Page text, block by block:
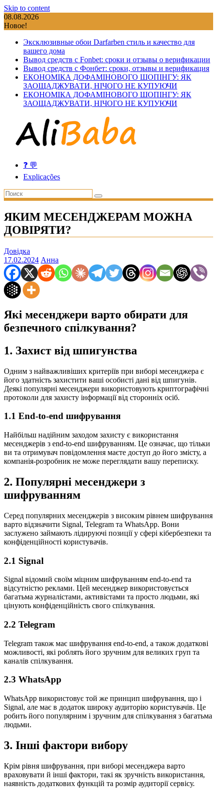
Skip to content
08.08.2026
Новое!
Эксклюзивные обои Darfarben стиль и качество для
вашего дома
Вывод средств с Fonbet: сроки и отзывы о верификации
Вывод средств с Фонбет: сроки, отзывы и верификация
ЕКОНОМІКА ДОФАМІНОВОГО ШОПІНГУ: ЯК
ЗАОЩАДЖУВАТИ, НІЧОГО НЕ КУПУЮЧИ
ЕКОНОМІКА ДОФАМІНОВОГО ШОПІНГУ: ЯК
ЗАОЩАДЖУВАТИ, НІЧОГО НЕ КУПУЮЧИ
❓ 💬
Explicações
ЯКИМ МЕСЕНДЖЕРАМ МОЖНА
ДОВІРЯТИ?
Довідка
17.02.2024 Анна
Які месенджери варто обирати для
безпечного спілкування?
1. Захист від шпигунства
Одним з найважливіших критеріїв при виборі месенджера є
його здатність захистити ваші особисті дані від шпигунів.
Деякі популярні месенджери використовують криптографічні
протоколи для захисту інформації від сторонніх осіб.
1.1 End-to-end шифрування
Найбільш надійним заходом захисту є використання
месенджерів з end-to-end шифруванням. Це означає, що тільки
ви та отримувач повідомлення маєте доступ до його змісту, а
компанія-розробник не може переглядати вашу переписку.
2. Популярні месенджери з
шифруванням
Серед популярних месенджерів з високим рівнем шифрування
варто відзначити Signal, Telegram та WhatsApp. Вони
заслужено займають лідируючі позиції у сфері кібербезпеки та
конфіденційності користувачів.
2.1 Signal
Signal відомий своїм міцним шифруванням end-to-end та
відсутністю реклами. Цей месенджер використовується
багатьма журналістами, активістами та просто людьми, які
цінують конфіденційність свого спілкування.
2.2 Telegram
Telegram також має шифрування end-to-end, а також додаткові
можливості, які роблять його зручним для великих груп та
каналів спілкування.
2.3 WhatsApp
WhatsApp використовує той же принцип шифрування, що і
Signal, але має в додаток широку аудиторію користувачів. Це
робить його популярним і зручним для спілкування з багатьма
людьми.
3. Інші фактори вибору
Крім рівня шифрування, при виборі месенджера варто
враховувати й інші фактори, такі як зручність використання,
наявність додаткових функцій та розмір аудиторії сервісу.